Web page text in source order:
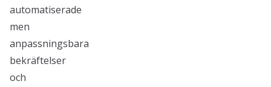
automatiserade
men
anpassningsbara
bekräftelser
och